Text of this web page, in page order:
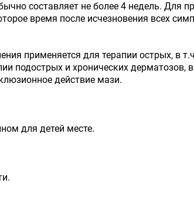
составляет не более 4 недель. Для
время после исчезновения всех
применяется для терапии острых,
подострых и хронических дерматозов,
действие мази.
для детей месте.